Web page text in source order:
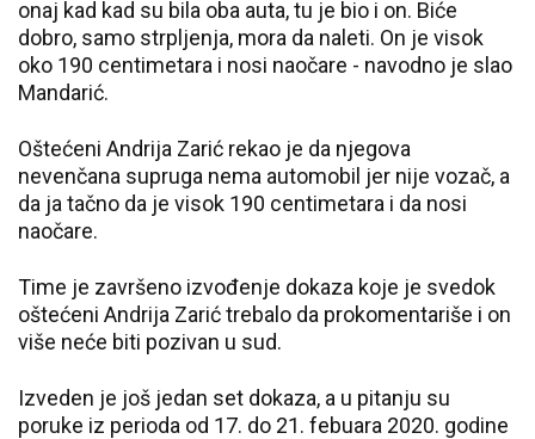
onaj kad kad su bila oba auta, tu je bio i on. Biće
dobro, samo strpljenja, mora da naleti. On je visok
oko 190 centimetara i nosi naočare - navodno je slao
Mandarić.
Oštećeni Andrija Zarić rekao je da njegova
nevenčana supruga nema automobil jer nije vozač, a
da ja tačno da je visok 190 centimetara i da nosi
naočare.
Time je završeno izvođenje dokaza koje je svedok
oštećeni Andrija Zarić trebalo da prokomentariše i on
više neće biti pozivan u sud.
Izveden je još jedan set dokaza, a u pitanju su
poruke iz perioda od 17. do 21. febuara 2020. godine